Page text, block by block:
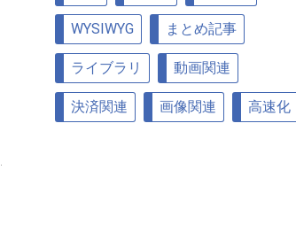
WYSIWYG まとめ記事
ライブラリ 動画関連
決済関連 画像関連 高速化